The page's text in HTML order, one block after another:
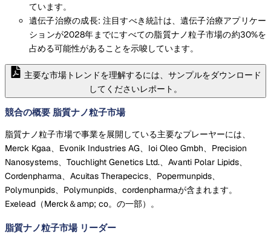
ています。
遺伝子治療の成長: 注目すべき統計は、遺伝子治療アプリケー
ションが2028年までにすべての脂質ナノ粒子市場の約30%を
占める可能性があることを示唆しています。
主要な市場トレンドを理解するには、サンプルをダウンロード
してくださいレポート。
競合の概要 脂質ナノ粒子市場
脂質ナノ粒子市場で事業を展開している主要なプレーヤーには、
Merck Kgaa、Evonik Industries AG、Ioi Oleo Gmbh、Precision
Nanosystems、Touchlight Genetics Ltd.、Avanti Polar Lipids、
Cordenpharma、Acuitas Therapecics、Popermunpids、
Polymunpids、Polymunpids、cordenpharmaが含まれます。
Exelead（Merck＆amp; co。の一部）。
脂質ナノ粒子市場 リーダー